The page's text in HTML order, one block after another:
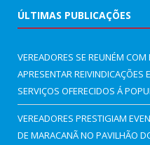
ÚLTIMAS PUBLICAÇÕES
VEREADORES SE REUNÉM
APRESENTAR
SERVIÇOS OFERECIDOS Á
VEREADORES PRESTIGIAM
DE MARACANÃ NO PAVILHÃO